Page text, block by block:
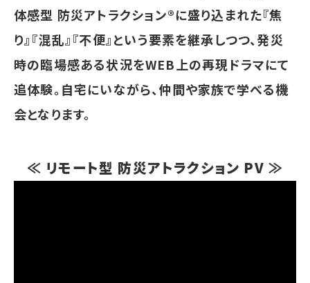
体感型 防災アトラクション®に盛り込まれた『焦
り』『混乱』『不便』という要素を継承しつつ、発災
時の臨場感ある状況をWEB上の再現ドラマにて
追体験。自宅にいながら、仲間や家族で学べる機
会となります。
≪ リモート型 防災アトラクション PV ≫